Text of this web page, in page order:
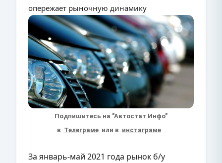
опережает рыночную динамику
Подпишитесь на "Автостат Инфо"
в Телеграме или в инстаграме
За январь-май 2021 года рынок б/у